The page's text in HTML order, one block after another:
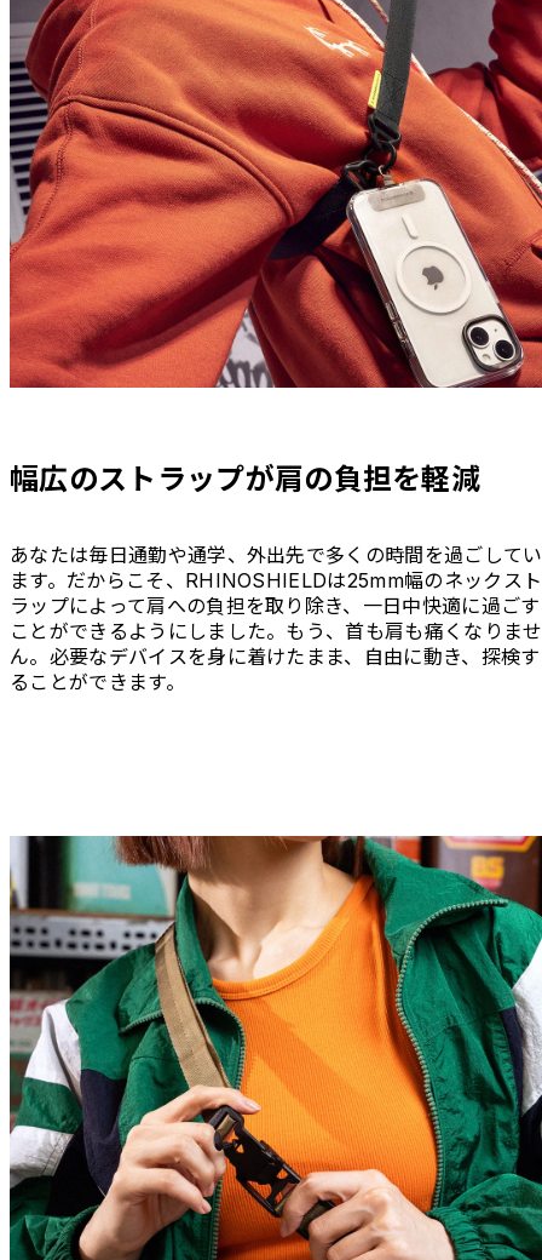
幅広のストラップが肩の負担を軽減
あなたは毎日通勤や通学、外出先で多くの時間を過ごしてい
ます。だからこそ、RHINOSHIELDは25mm幅のネックスト
ラップによって肩への負担を取り除き、一日中快適に過ごす
ことができるようにしました。もう、首も肩も痛くなりませ
ん。必要なデバイスを身に着けたまま、自由に動き、探検す
ることができます。